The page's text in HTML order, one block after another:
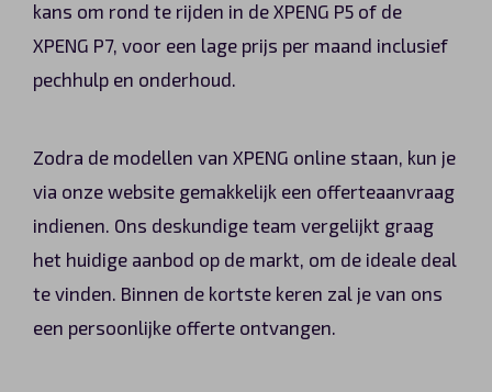
kans om rond te rijden in de XPENG P5 of de
XPENG P7, voor een lage prijs per maand inclusief
pechhulp en onderhoud.
Zodra de modellen van XPENG online staan, kun je
via onze website gemakkelijk een offerteaanvraag
indienen. Ons deskundige team vergelijkt graag
het huidige aanbod op de markt, om de ideale deal
te vinden. Binnen de kortste keren zal je van ons
een persoonlijke offerte ontvangen.